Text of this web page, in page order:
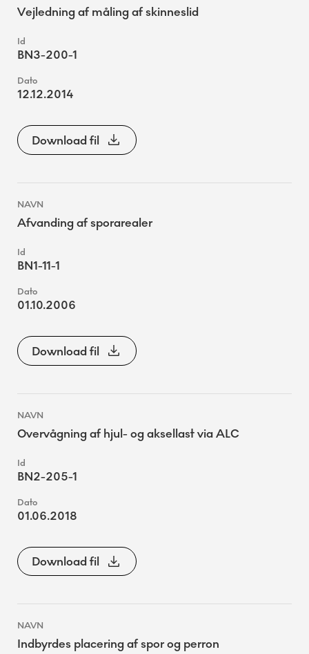
Vejledning af måling af skinneslid
BN3-200-1
12.12.2014
Download fil
Afvanding af sporarealer
BN1-11-1
01.10.2006
Download fil
Overvågning af hjul- og aksellast via ALC
BN2-205-1
01.06.2018
Download fil
Indbyrdes placering af spor og perron